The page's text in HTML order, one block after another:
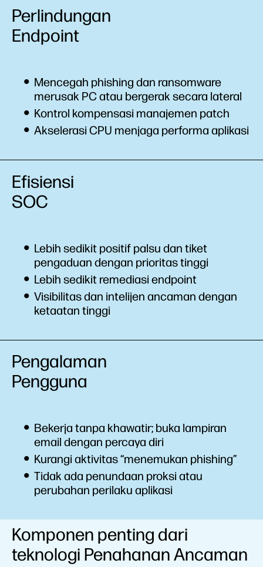
Perlindungan
Endpoint
Mencegah phishing dan ransomware
merusak PC atau bergerak secara lateral
Kontrol kompensasi manajemen patch
Akselerasi CPU menjaga performa aplikasi
Efisiensi
SOC
Lebih sedikit positif palsu dan tiket
pengaduan dengan prioritas tinggi
Lebih sedikit remediasi endpoint
Visibilitas dan intelijen ancaman dengan
ketaatan tinggi
Pengalaman
Pengguna
Bekerja tanpa khawatir; buka lampiran
email dengan percaya diri
Kurangi aktivitas “menemukan phishing”
Tidak ada penundaan proksi atau
perubahan perilaku aplikasi
Komponen penting dari
teknologi Penahanan Ancaman